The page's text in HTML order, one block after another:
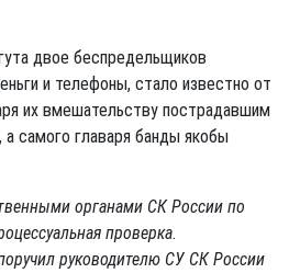
двое беспредельщиков
и телефоны, стало известно от
их вмешательству пострадавшим
а самого главаря банды якобы
органами СК России по
проверка.
руководителю СУ СК России